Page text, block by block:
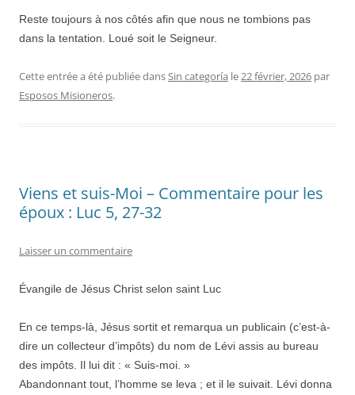
Reste toujours à nos côtés afin que nous ne tombions pas
dans la tentation. Loué soit le Seigneur.
Cette entrée a été publiée dansSin categoría le22 février, 2026 par
Esposos Misioneros.
Viens et suis-Moi – Commentaire pour les
époux : Luc 5, 27-32
Laisser un commentaire
Évangile de Jésus Christ selon saint Luc
En ce temps-là, Jésus sortit et remarqua un publicain (c’est-à-
dire un collecteur d’impôts) du nom de Lévi assis au bureau
des impôts. Il lui dit : « Suis-moi. »
Abandonnant tout, l’homme se leva ; et il le suivait. Lévi donna